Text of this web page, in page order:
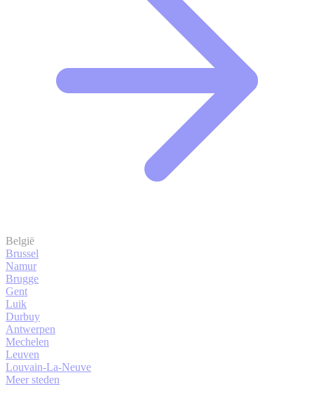
België
Brussel
Namur
Brugge
Gent
Luik
Durbuy
Antwerpen
Mechelen
Leuven
Louvain-La-Neuve
Meer steden